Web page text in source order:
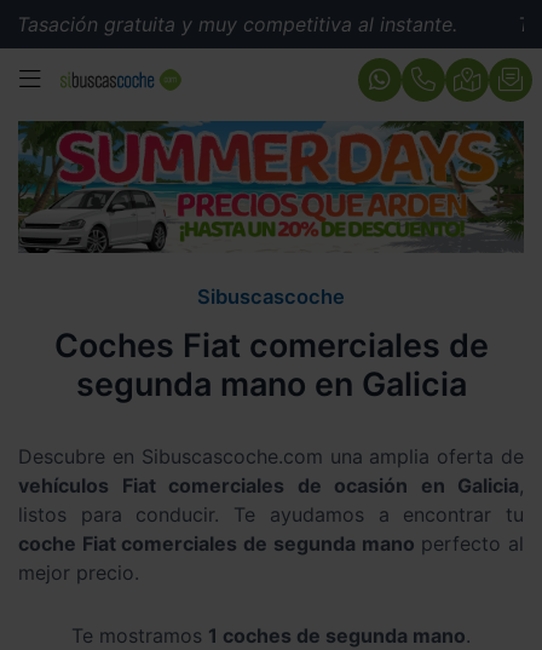
gratuita y muy competitiva al instante.
MENÚ
Sibuscascoche
Coches Fiat comerciales de
segunda mano en Galicia
Descubre en Sibuscascoche.com una amplia oferta de
vehículos Fiat comerciales de ocasión en Galicia,
listos para conducir. Te ayudamos a encontrar tu
coche Fiat comerciales de segunda mano perfecto al
mejor precio.
Te mostramos 1 coches de segunda mano.